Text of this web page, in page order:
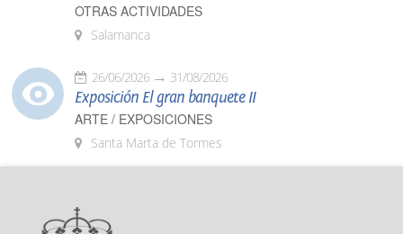
OTRAS ACTIVIDADES
Salamanca
26/06/2026 31/08/2026
Exposición El gran banquete II
ARTE / EXPOSICIONES
Santa Marta de Tormes